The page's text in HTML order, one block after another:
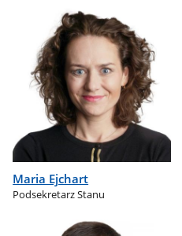
Maria Ejchart
Podsekretarz Stanu